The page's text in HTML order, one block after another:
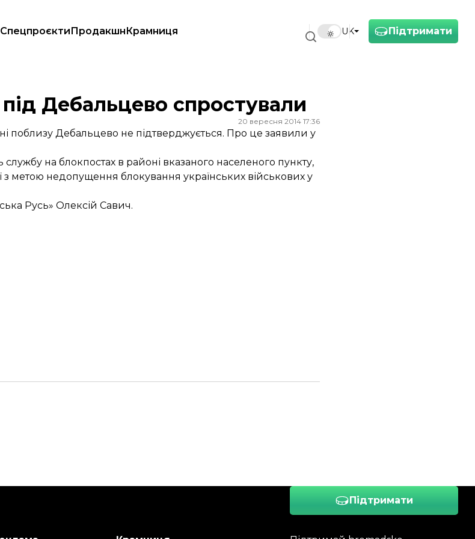
Підтримати
UK
СпецпроєктиПродакшнКрамниця
Дебальцево спростували
20 вересня 2014 17:36
поблизу Дебальцево не підтверджується. Про це заявили у
на блокпостах в районі вказаного населеного пункту,
з метою недопущення блокування українських військових у
Русь» Олексій Савич.
Підтримати